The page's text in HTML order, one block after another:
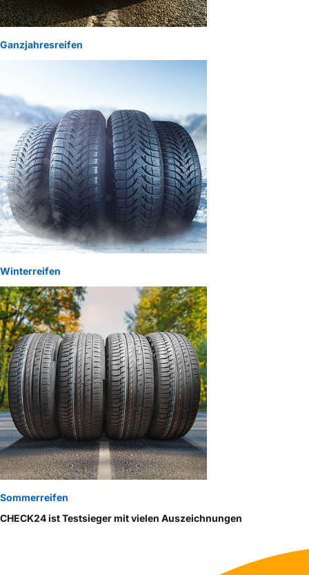
Ganzjahresreifen
Winterreifen
Sommerreifen
CHECK24 ist Testsieger mit vielen Auszeichnungen